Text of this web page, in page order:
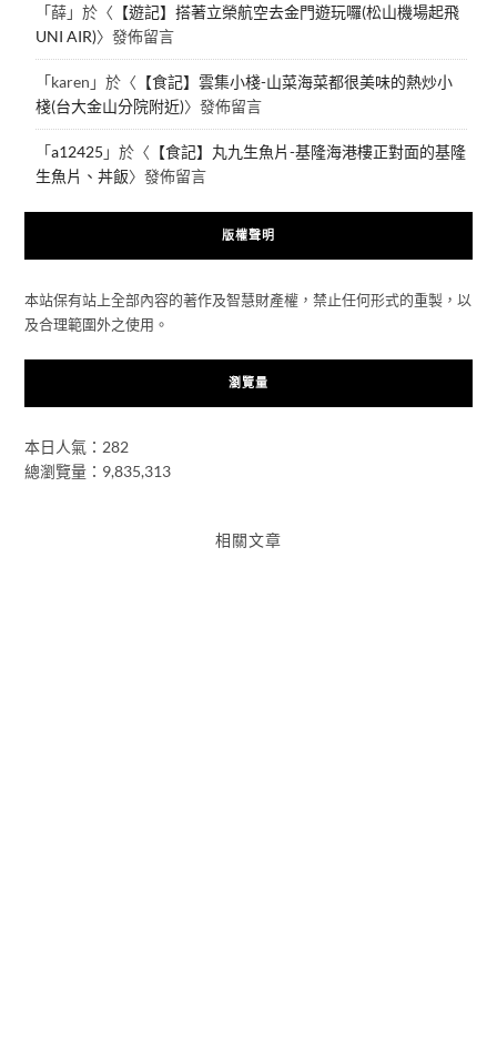
「薛」於〈 【遊記】搭著立榮航空去金門遊玩囉(松山機場起飛
UNI AIR)〉發佈留言
「karen 」於〈 【食記】雲集小棧-山菜海菜都很美味的熱炒小
棧(台大金山分院附近)〉發佈留言
「a12425 」於〈 【食記】丸九生魚片-基隆海港樓正對面的基隆
生魚片、丼飯〉發佈留言
版權聲明
本站保有站上全部內容的著作及智慧財產權，禁止任何形式的重製，以
及合理範圍外之使用。
瀏覽量
本日人氣：282
總瀏覽量：9,835,313
相關文章